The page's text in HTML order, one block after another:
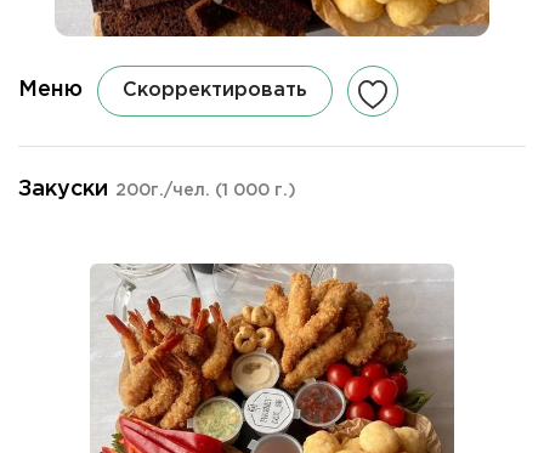
Меню Скорректировать
Закуски 200г./чел. (1 000 г.)